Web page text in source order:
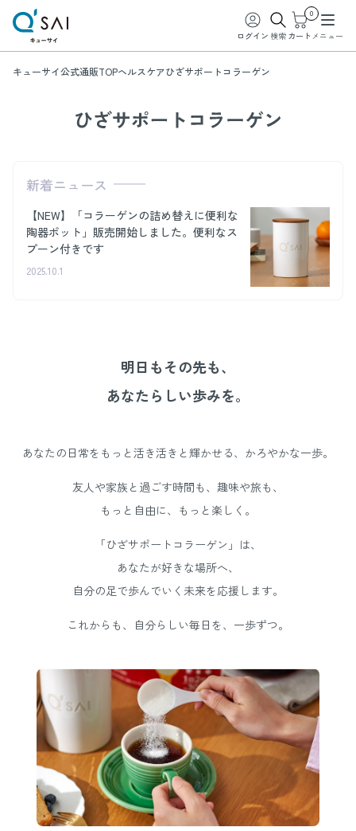
ログイン 検索
0
カート メニュー
キューサイ公式通販TOPヘルスケアひざサポートコラーゲン
ひざサポートコ
新着ニュース
【NEW】「コラーゲンの詰め替えに便利な
陶器ポット」販売開始しました。便利なス
プーン付きです
2025.10.1
明日もその先も、
あなたらしい歩みを。
あなたの日常をもっと活き活きと輝かせる、かろやかな一歩。
友人や家族と過ごす時間も、趣味や旅も、
もっと自由に、もっと楽しく。
「ひざサポートコラーゲン」は、
あなたが好きな場所へ、
自分の足で歩んでいく未来を応援します。
これからも、自分らしい毎日を、一歩ずつ。